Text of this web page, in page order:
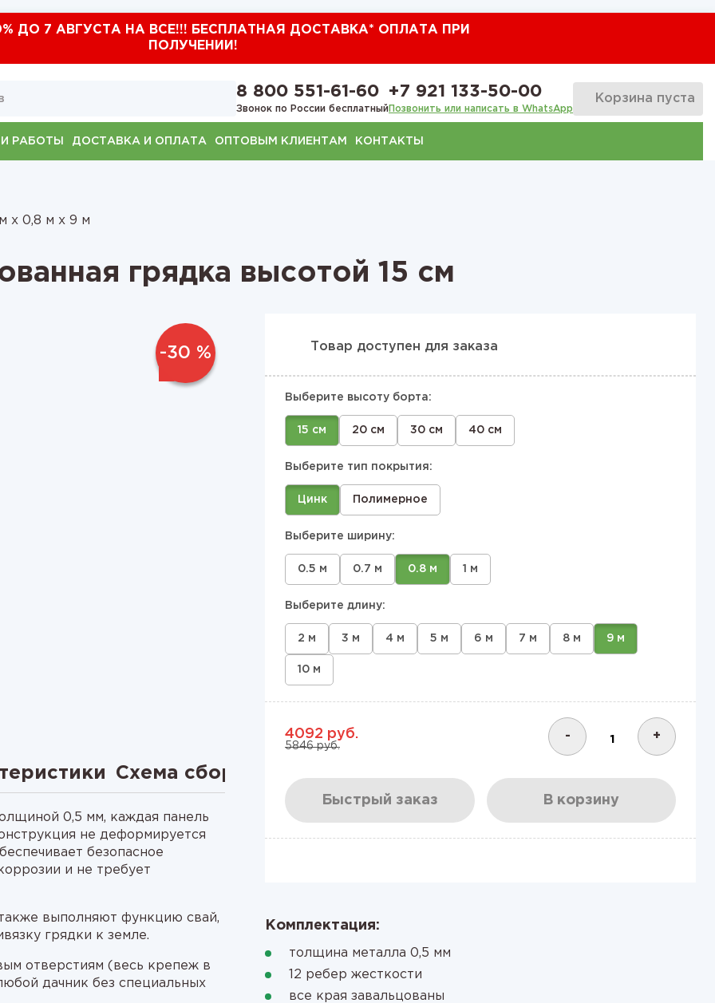
ДО 7 АВГУСТА НА ВСЕ!!! БЕСПЛАТНАЯ ДОСТАВКА* ОПЛАТА ПРИ
ПОЛУЧЕНИИ!
8 800 551-61-60
Звонок по России бесплатный
+7 921 133-50-00
Позвонить или написать в WhatsApp
Корзина пуста
РАБОТЫ ДОСТАВКА И ОПЛАТА ОПТОВЫМ КЛИЕНТАМ КОНТАКТЫ
х 0,8 м х 9 м
грядка высотой 15 см
-30 %
Схема сборки
0,5 мм, каждая панель
не деформируется
безопасное
и не требует
выполняют функцию свай,
грядки к земле.
отверстиям (весь крепеж в
дачник без специальных
Товар доступен для заказа
Выберите высоту борта:
15 см 20 см 30 см 40 см
Выберите тип покрытия:
Цинк Полимерное
Выберите ширину:
0.5 м 0.7 м 0.8 м 1 м
Выберите длину:
2 м 3 м 4 м 5 м 6 м 7 м 8 м 9 м
10 м
4092 руб.
5846 руб.
- +
Быстрый заказ В корзину
Комплектация:
толщина металла 0,5 мм
12 ребер жесткости
все края завальцованы